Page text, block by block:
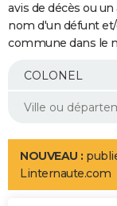
Retraite
Epargne
Immobilier
Risques naturels par
Banque
Assurance
AUTO
Essais
Réserver un essai
Citadines
Berlines
SUV
Forum auto
+
Mobiles
Meilleur smartphone
Internet
Ordinateurs
Jeux vidéo
Guide high-tech
Aménagement intérieur
LIFESTYLE
Art de vivre
Bien-être
Loisirs
Mode
Modes de vie
avis de décès ou
nom d'un défunt
commune dans le
NOUVEAU :
Linternaute.com